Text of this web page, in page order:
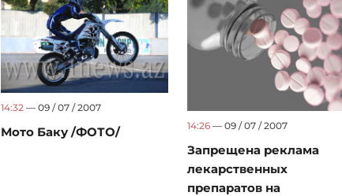
14:32 — 09 / 07 / 2007
Мото Баку /ФОТО/ 14:26 — 09 / 07 / 2007
Запрещена реклама
лекарственных
препаратов на